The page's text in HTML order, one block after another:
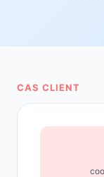
CAS CLIENT